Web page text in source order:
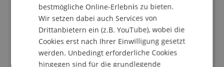
gemeinsame Wissensprojekte im Bereich Crypto
Finance, die neue Erkenntnisse und Innovationen
in diesem dynamischen Feld hervorbringen
sollen. «Das Ziel ist es, durch das
Zusammenbringen der praktischen Expertise der
bestmögliche Online-Erlebnis zu bieten.
Wir setzen dabei auch Services von
Drittanbietern ein (z.B. YouTube), wobei die
Cookies erst nach Ihrer Einwilligung gesetzt
werden. Unbedingt erforderliche Cookies
hingegen sind für die grundlegende